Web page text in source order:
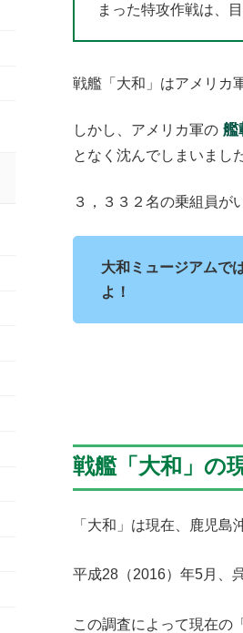
まった特攻作戦は、
戦艦「大和」はアメリカ
しかし、アメリカ軍の 艦
となく沈んでしまいました
３，３３２名の乗組員が
大和ミュージアムで
よ！
戦艦「大和」の
「大和」は現在、鹿児島
平成28（2016）年5月、
この調査によって現在の